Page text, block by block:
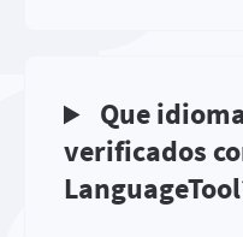
Que
verificados